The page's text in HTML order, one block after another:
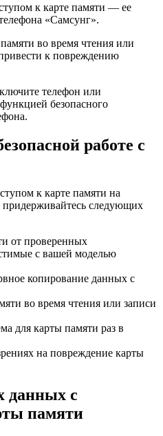
к карте памяти — ее
«Самсунг».
во время чтения или
к повреждению
телефон или
безопасного
работе с
к карте памяти на
следующих
от проверенных
с вашей моделью
копирование данных с
во время чтения или записи
для карты памяти раз в
на повреждение карты
данных с
памяти